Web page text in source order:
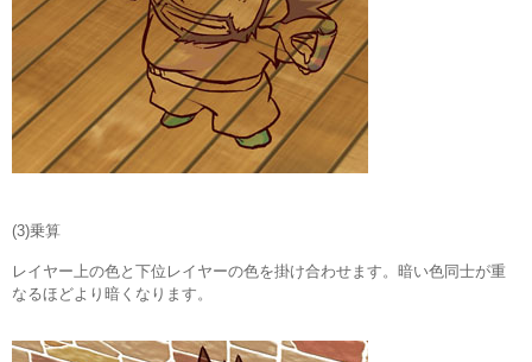
(3)乗算
レイヤー上の色と下位レイヤーの色を掛け合わせます。暗い色同士が重
なるほどより暗くなります。